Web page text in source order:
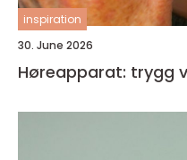
inspiration
30. June 2026
Høreapparat: trygg